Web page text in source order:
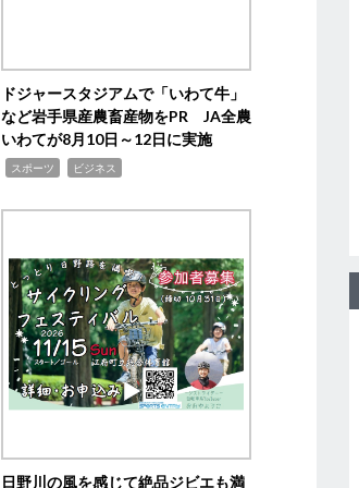
ドジャースタジアムで「いわて牛」
など岩手県産農畜産物をPR JA全農
いわてが8月10日～12日に実施
スポーツ ビジネス
日野川の風を感じて絶品ジビエも満